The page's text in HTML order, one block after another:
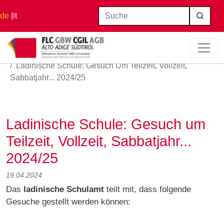
de it Suche
Startseite
Ladinische Schule: Gesuch Um Teilzeit, Vollzeit,
Sabbatjahr... 2024/25
Ladinische Schule: Gesuch um
Teilzeit, Vollzeit, Sabbatjahr...
2024/25
19.04.2024
Das ladinische Schulamt teilt mit, dass folgende
Gesuche gestellt werden können: